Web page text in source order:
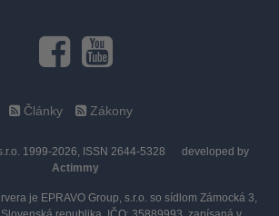
Články Zákony
1999-2026, ISSN 2644-5328
developed by
Actimmy
je EPRAVO Group, s.r.o. so sídlom Zámocká 3,